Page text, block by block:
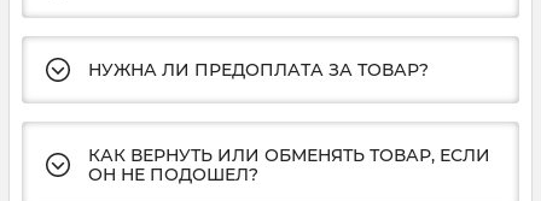
НУЖНА ЛИ ПРЕДОПЛАТА ЗА ТОВАР?
КАК ВЕРНУТЬ ИЛИ ОБМЕНЯТЬ ТОВАР, ЕСЛИ
ОН НЕ ПОДОШЕЛ?